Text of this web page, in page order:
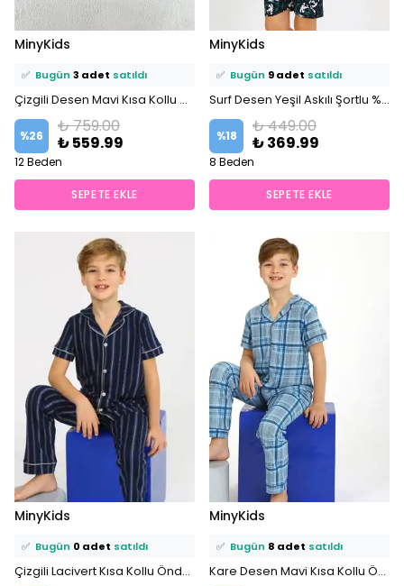
MinyKids
⭐️ Bu ürünü10 kişifavoriledi!
🛒 8 kişisepetine ekledi!
✅ Bugün 3 adet satıldı
Çizgili Desen Mavi Kısa Kollu %100 Pamuklu Erkek Çocuk Pijama Takım
%26
₺ 759.00
₺ 559.99
12 Beden
SEPETE EKLE
MinyKids
⭐️ Bu ürünü21 kişifavoriledi!
🛒 15 kişisepetine ekledi!
✅ Bugün 9 adet satıldı
Surf Desen Yeşil Askılı Şortlu %100 Pamuklu Erkek Çocuk Pijama Takım
%18
₺ 449.00
₺ 369.99
8 Beden
SEPETE EKLE
MinyKids
⭐️ Bu ürünü13 kişifavoriledi!
🛒 6 kişisepetine ekledi!
✅ Bugün 0 adet satıldı
Çizgili Lacivert Kısa Kollu Önden Düğmeli %100 Pamuklu Erkek Çocuk Pijama Takım
MinyKids
⭐️ Bu ürünü19 kişifavoriledi!
🛒 15 kişisepetine ekledi!
✅ Bugün 8 adet satıldı
Kare Desen Mavi Kısa Kollu Önden Düğmeli %100 Pamuklu Erkek Çocuk Pijama Takım